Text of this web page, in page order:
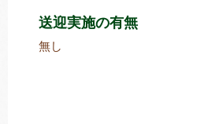
送迎実施の有無
無し